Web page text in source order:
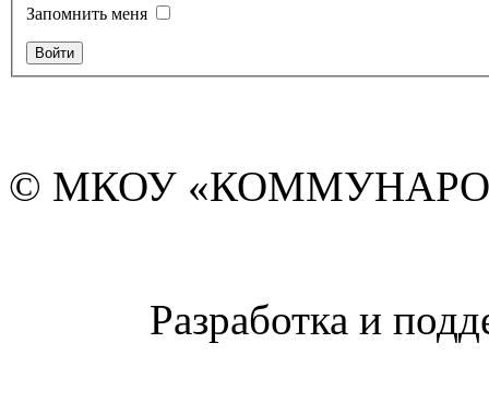
Запомнить меня
© МКОУ
Разработка и